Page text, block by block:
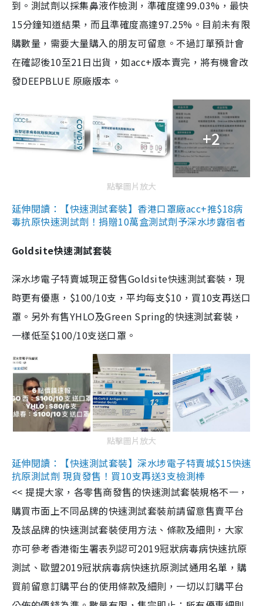
到。測試劑以採集鼻液作檢測，準確度達99.03%，最快
15分鐘知道結果，而且準確度高達97.25%。目前未有限
購數量，需要大量購入的朋友可留意。不過訂單預計會
在確認後10至21日出貨，如acc+版本賣完，將有機會改
發DEEPBLUE 原廠版本。
+2
點擊圖片放大
延伸閱讀：【快速測試套裝】香港口罩廠acc+推$18病
毒抗原快速測試劑！捐贈10萬盒測試劑予深水埗露宿者
Goldsite快速測試套裝
深水埗電子特賣城現正發售Goldsite快速測試套裝，現
時更有優惠，$100/10支，平均每支$10，買10支再送口
罩。另外有售YHLO及Green Spring的快速測試套裝，
一樣低至$100/10支送口罩。
點擊圖片放大
延伸閱讀：【快速測試套裝】深水埗電子特賣城$15快速
抗原測試劑 現貨發售！買10支再送3支檢測棒
<< 提提大家，各零售商發售的快速測試套裝規格不一，
購買市面上不同品牌的快速測試套裝前請留意售賣平台
及該品牌的快速測試套裝使用方法、條款及細則，大家
亦可參考香港衞生署表列認可2019冠狀病毒病快速抗原
測試、歐盟2019冠狀病毒病快速抗原測試通用名單，購
買前留意訂購平台的使用條款及細則，一切以訂購平台